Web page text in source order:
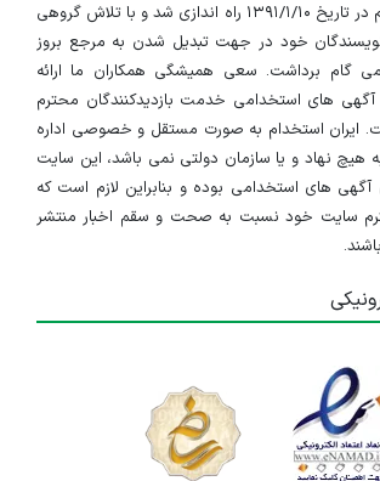
متالورژی آقا
منقضی شده
آقا
سایت ایران استخدام در تاریخ ۱۳۹۱/۱/۱۰ راه اندازی شد و با تلاش گروهی
نویسندگان خود در جهت تبدیل شدن به مرجع بروز
گام برداشت. سعی همیشگی همکاران ما ارائه
های استخدامی خدمت بازدیدکنندگان محترم
ایران استخدام به صورت مستقل و خصوصی اداره
هیچ نهاد و یا سازمان دولتی نمی باشد، این سایت
آگهی های استخدامی بوده و بنابراین لازم است که
سایت خود نسبت به صحت و سقم اخبار منتشر